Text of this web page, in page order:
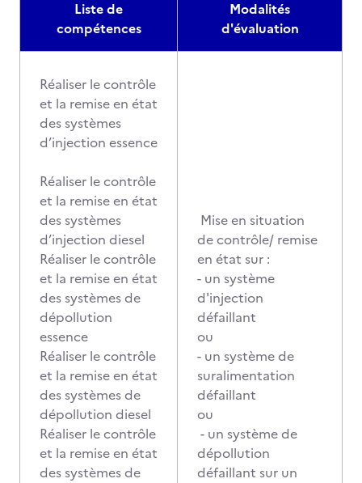
Liste de
compétences
Modalités
d'évaluation
Réaliser le contrôle
et la remise en état
des systèmes
d’injection essence
Réaliser le contrôle
et la remise en état
des systèmes
d’injection diesel
Réaliser le contrôle
et la remise en état
des systèmes de
dépollution
essence
Réaliser le contrôle
et la remise en état
des systèmes de
dépollution diesel
Réaliser le contrôle
et la remise en état
des systèmes de
Mise en situation
de contrôle/ remise
en état sur :
- un système
d'injection
défaillant
ou
- un système de
suralimentation
défaillant
ou
- un système de
dépollution
défaillant sur un